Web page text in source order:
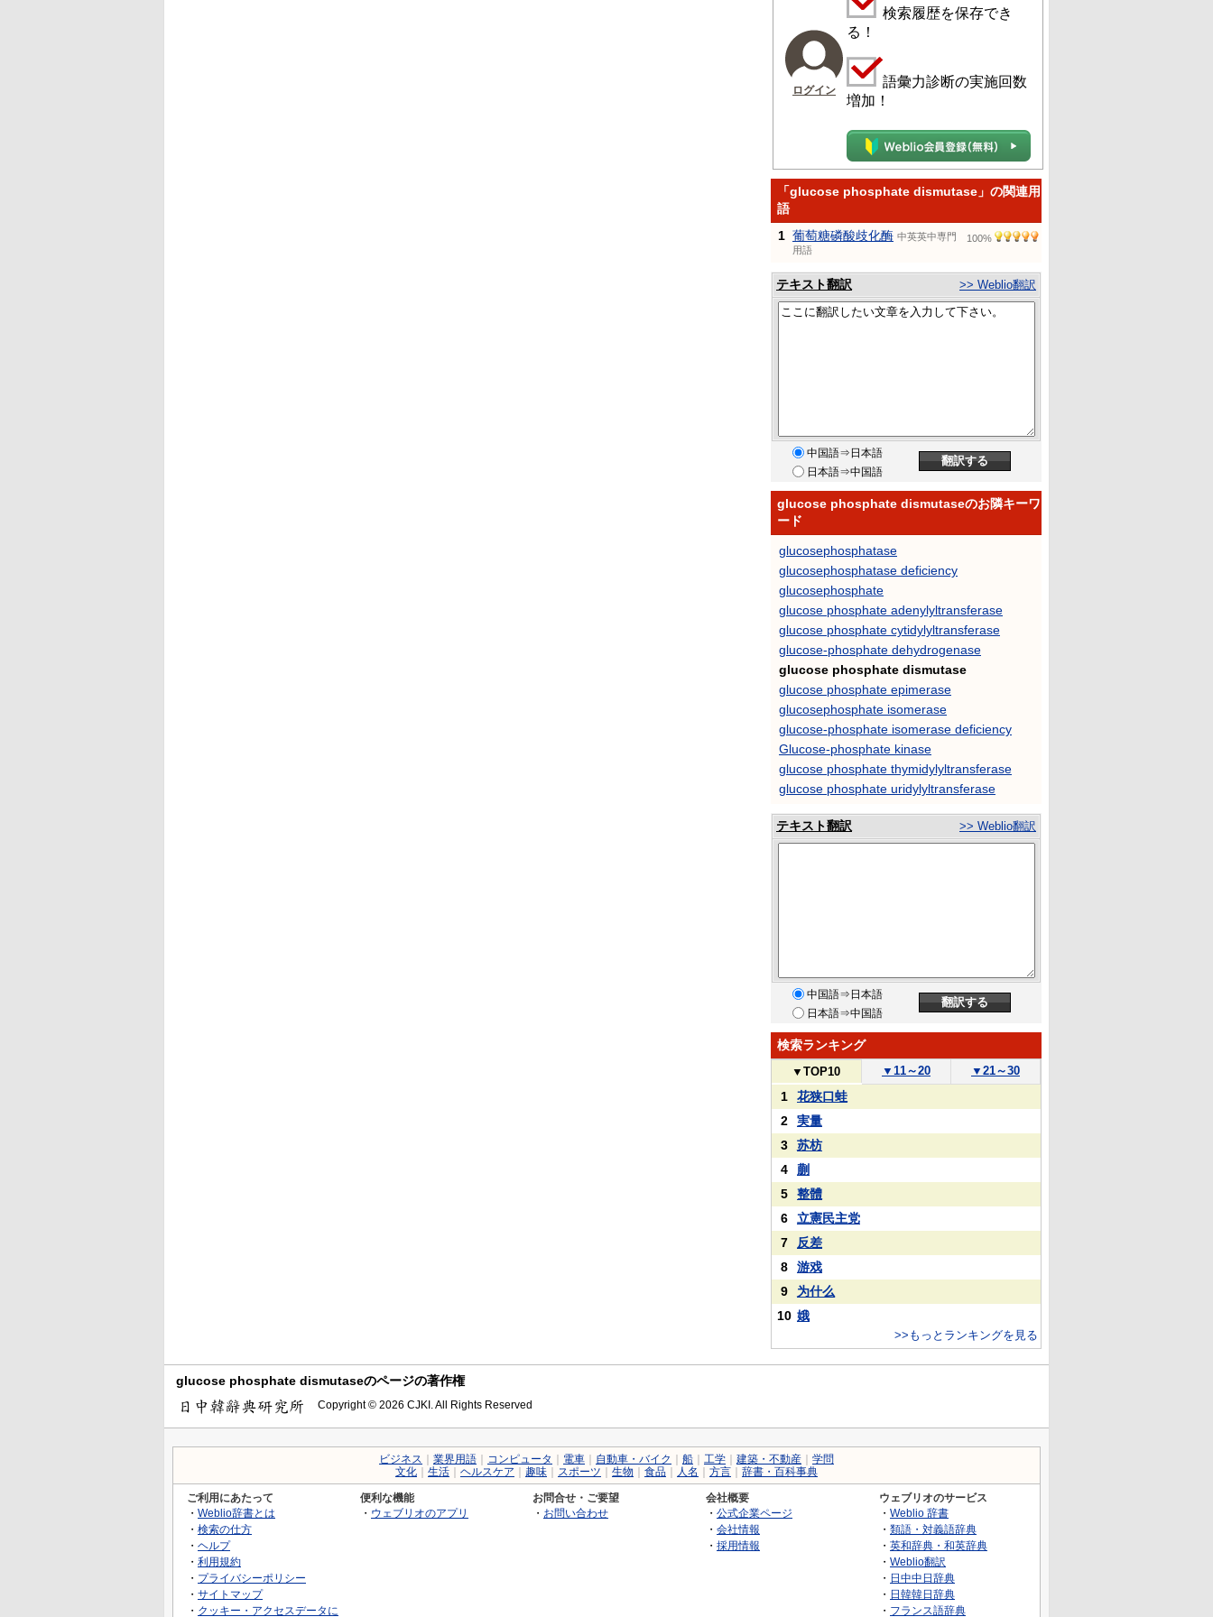
ログイン
検索履歴を保存でき
る！
語彙力診断の実施回数
増加！
「glucose phosphate dismutase」の関連用
語
1 葡萄糖磷酸歧化酶 中英英中専門
用語
100%
テキスト翻訳 >> Weblio翻訳
中国語⇒日本語
日本語⇒中国語
glucose phosphate dismutaseのお隣キーワ
ード
glucosephosphatase
glucosephosphatase deficiency
glucosephosphate
glucose phosphate adenylyltransferase
glucose phosphate cytidylyltransferase
glucose-phosphate dehydrogenase
glucose phosphate dismutase
glucose phosphate epimerase
glucosephosphate isomerase
glucose-phosphate isomerase deficiency
Glucose-phosphate kinase
glucose phosphate thymidylyltransferase
glucose phosphate uridylyltransferase
テキスト翻訳 >> Weblio翻訳
中国語⇒日本語
日本語⇒中国語
検索ランキング
▼ TOP10 ▼ 11～20 ▼ 21～30
1
花狭口蛙
2
実量
3
苏枋
4
蒯
5
整體
6
立憲民主党
7
反差
8
游戏
9
为什么
10 娥
>>もっとランキングを見る
glucose phosphate dismutaseのページの著作権
Copyright © 2026 CJKI. All Rights Reserved
ビジネス 業界用語 コンピュータ 電車 自動車・バイク 船 工学 建築・不動産
学問
文化
生活 ヘルスケア 趣味 スポーツ 生物 食品 人名 方言 辞書・百科事典
ご利用にあたって
・ Weblio辞書とは
・ 検索の仕方
・ ヘルプ
・ 利用規約
・ プライバシーポリシー
・ サイトマップ
・ クッキー・アクセスデータに
便利な機能
・ ウェブリオのアプリ
お問合せ・ご要望
・ お問い合わせ
会社概要
・ 公式企業ページ
・ 会社情報
・ 採用情報
ウェブリオのサービス
・ Weblio 辞書
・ 類語・対義語辞典
・ 英和辞典・和英辞典
・ Weblio翻訳
・ 日中中日辞典
・ 日韓韓日辞典
・ フランス語辞典